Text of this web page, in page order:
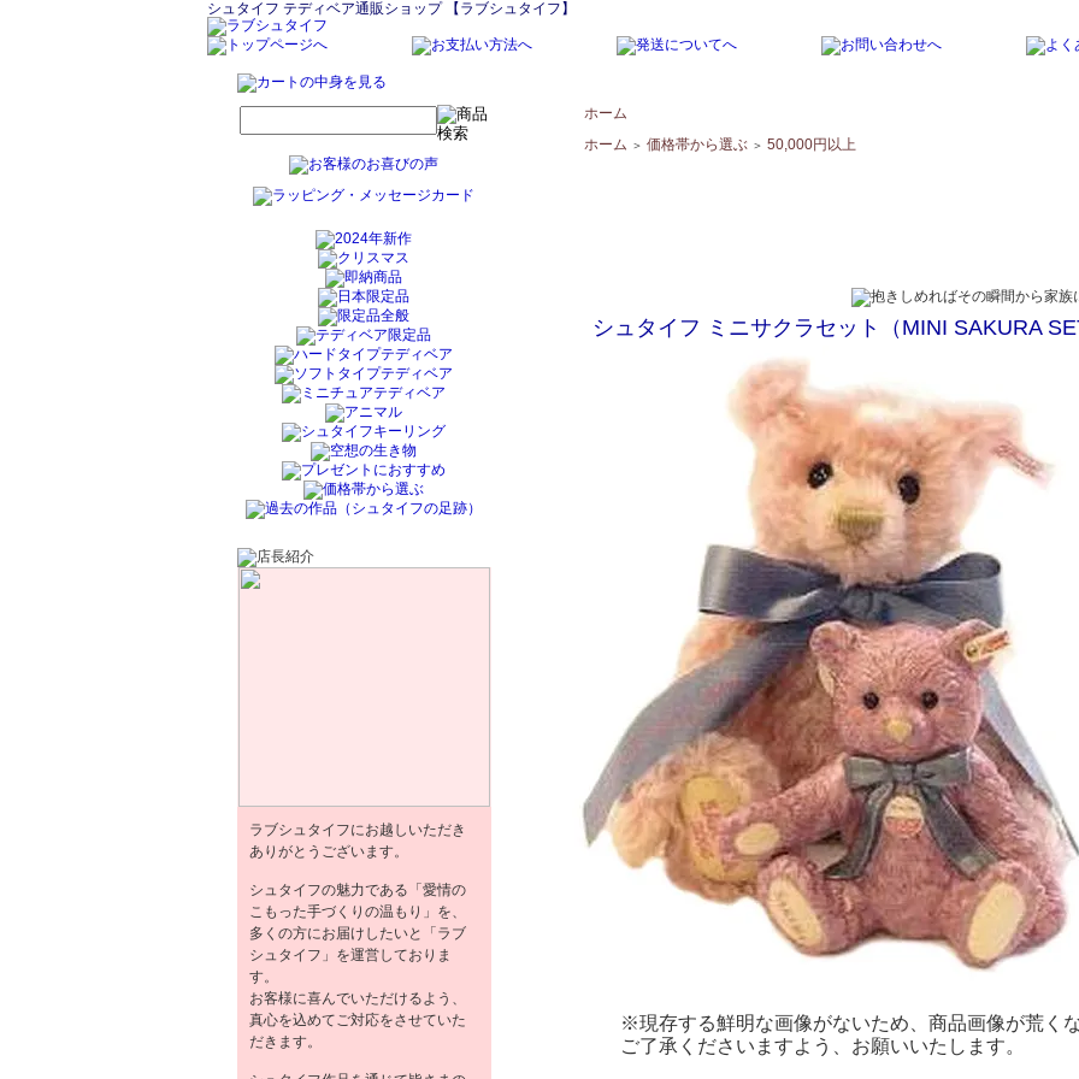
シュタイフ テディベア通販ショップ 【ラブシュタイフ】
ラブシュタイフにお越しいただき
ありがとうございます。
シュタイフの魅力である「愛情の
こもった手づくりの温もり」を、
多くの方にお届けしたいと「ラブ
シュタイフ」を運営しておりま
す。
お客様に喜んでいただけるよう、
真心を込めてご対応をさせていた
だきます。
ホーム
ホーム ＞ 価格帯から選ぶ ＞ 50,000円以上
シュタイフ ミニサクラセット（MINI SAKURA
※現存する鮮明な画像がないため、商品画像が荒く
ご了承くださいますよう、お願いいたします。